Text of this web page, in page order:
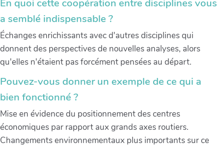
a semblé indispensable ?
Échanges enrichissants avec d'autres disciplines qui
donnent des perspectives de nouvelles analyses, alors
qu'elles n'étaient pas forcément pensées au départ.
Pouvez-vous donner un exemple de ce qui a
bien fonctionné ?
Mise en évidence du positionnement des centres
économiques par rapport aux grands axes routiers.
Changements environnementaux plus importants sur ce